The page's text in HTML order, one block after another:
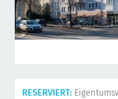
RESERVIERT: